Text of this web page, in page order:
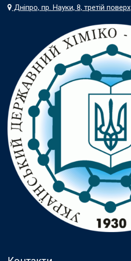
Дніпро, пр. Науки, 8, третій поверх